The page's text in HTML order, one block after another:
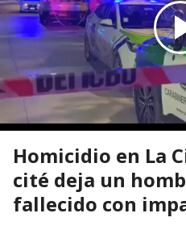
Homicidio en La
cité deja un
fallecido con